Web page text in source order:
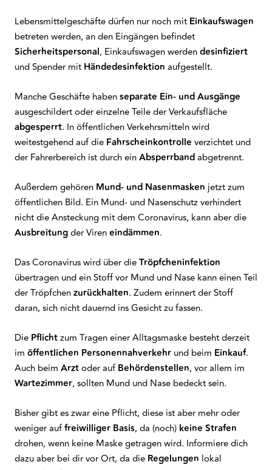
Lebensmittelgeschäfte dürfen nur noch mit Einkaufswagen
betreten werden, an den Eingängen befindet
Sicherheitspersonal, Einkaufswagen werdendesinfiziert
und Spender mit Händedesinfektion aufgestellt.
Manche Geschäfte habenseparate Ein- und Ausgänge
ausgeschildert oder einzelne Teile der Verkaufsfläche
abgesperrt. In öffentlichen Verkehrsmitteln wird
weitestgehend auf die Fahrscheinkontrolle verzichtet und
der Fahrerbereich ist durch einAbsperrbandabgetrennt.
Außerdem gehören Mund- und Nasenmasken jetzt zum
öffentlichen Bild. Ein Mund- und Nasenschutz verhindert
nicht die Ansteckung mit dem Coronavirus, kann aber die
Ausbreitungder Vireneindämmen.
Das Coronavirus wird über dieTröpfcheninfektion
übertragen und ein Stoff vor Mund und Nase kann einen Teil
der Tröpfchenzurückhalten. Zudem erinnert der Stoff
daran, sich nicht dauernd ins Gesicht zu fassen.
Die Pflichtzum Tragen einer Alltagsmaske besteht derzeit
im öffentlichen Personennahverkehr und beim Einkauf.
Auch beim Arztoder auf Behördenstellen, vor allem im
Wartezimmer, sollten Mund und Nase bedeckt sein.
Bisher gibt es zwar eine Pflicht, diese ist aber mehr oder
weniger auffreiwilliger Basis, da (noch) keine Strafen
drohen, wenn keine Maske getragen wird. Informiere dich
dazu aber bei dir vor Ort, da die Regelungen lokal